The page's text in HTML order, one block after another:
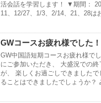
活会話を学習します！ ▼期間：
11、12/27、1/3、2/14、21、28
GWコースお疲れ様でした！
GW中国語短期コースお疲れ様で
にご参加いただき、 大盛況での
が、 楽しくお過ごしできました
ることはできましたでしょうか